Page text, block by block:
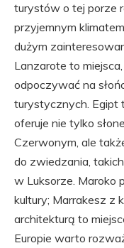
turystów o tej porze
przyjemnym
dużym
Lanzarote to
odpoczywać na
turystycznych. Egipt
oferuje nie tylko
Czerwonym, ale
do zwiedzania,
w Luksorze. Maroko
kultury; Marrakesz z
architekturą to
Europie warto